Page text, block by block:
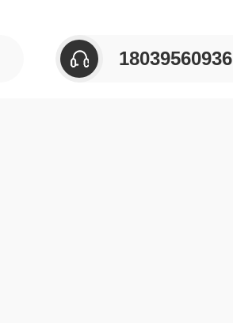
18039560936